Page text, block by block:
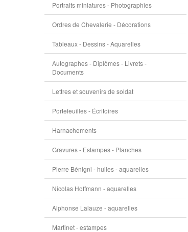
Portraits miniatures - Photographies
Ordres de Chevalerie - Décorations
Tableaux - Dessins - Aquarelles
Autographes - Diplômes - Livrets -
Documents
Lettres et souvenirs de soldat
Portefeuilles - Écritoires
Harnachements
Gravures - Estampes - Planches
Pierre Bénigni - huiles - aquarelles
Nicolas Hoffmann - aquarelles
Alphonse Lalauze - aquarelles
Martinet - estampes